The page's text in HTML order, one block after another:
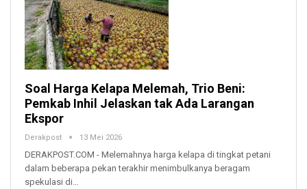
Soal Harga Kelapa Melemah, Trio Beni:
Pemkab Inhil Jelaskan tak Ada Larangan
Ekspor
Derakpost 13 Mei 2026
DERAKPOST.COM - Melemahnya harga kelapa di tingkat petani
dalam beberapa pekan terakhir menimbulkanya beragam
spekulasi di…